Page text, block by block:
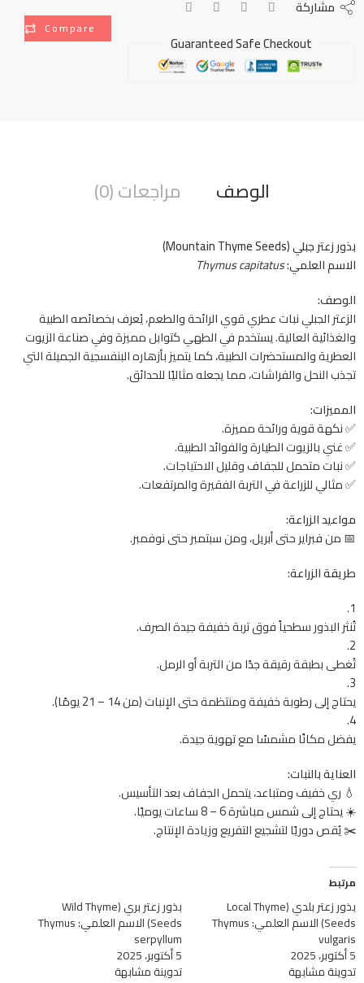
Compare
مشاركة
Guaranteed Safe Checkout
الوصف مراجعات (0)
بذور زعتر جبلي (Mountain Thyme Seeds)
الاسم العلمي:Thymus capitatus
الوصف:
الزعتر الجبلي نبات عطري قوي الرائحة والطعم، يُعرف بخصائصه الطبية
والغذائية العالية. يستخدم في الطهي كتوابل مميزة وفي صناعة الزيوت
العطرية والمستحضرات الطبية، كما يتميز بأزهاره البنفسجية الجميلة التي
تجذب النحل والفراشات، مما يجعله مثاليًا للحدائق.
المميزات:
✅ نكهة قوية ورائحة مميزة.
✅ غني بالزيوت الطيارة والفوائد الطبية.
✅ نبات متحمل للجفاف وقليل الاحتياجات.
✅ مثالي للزراعة في التربة الفقيرة والمرتفعات.
مواعيد الزراعة:
📅 من فبراير حتى أبريل، ومن سبتمبر حتى نوفمبر.
طريقة الزراعة:
تُنثر البذور سطحياً فوق تربة خفيفة جيدة الصرف.
تُغطى بطبقة رقيقة جدًا من التربة أو الرمل.
يحتاج إلى رطوبة خفيفة ومنتظمة حتى الإنبات (من 14 – 21 يومًا).
يفضل مكانًا مشمسًا مع تهوية جيدة.
العناية بالنبات:
💧 ري خفيف ومتباعد، يتحمل الجفاف بعد التأسيس.
☀️ يحتاج إلى شمس مباشرة 6 – 8 ساعات يوميًا.
✂️ يُقص دوريًا لتشجيع التفريع وزيادة الإنتاج.
مرتبط
بذور زعتر بلدي (Local Thyme
Seeds) الاسم العلمي: Thymus
vulgaris
5 أكتوبر، 2025
تدوينة مشابهة
بذور زعتر بري (Wild Thyme
Seeds) الاسم العلمي: Thymus
serpyllum
5 أكتوبر، 2025
تدوينة مشابهة